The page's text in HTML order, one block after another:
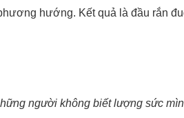
hướng. Kết quả là đầu rắn
người không biết lượng sức